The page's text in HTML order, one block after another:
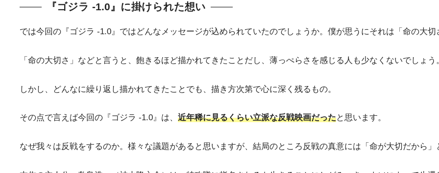
『ゴジラ -1.0』に掛けられた想い
では今回の『ゴジラ -1.0』ではどんなメッセージが込められていたのでしょうか。僕が思うにそれは「命の大切
「命の大切さ」などと言うと、飽きるほど描かれてきたことだし、薄っぺらさを感じる人も少なくないでしょう
しかし、どんなに繰り返し描かれてきたことでも、描き方次第で心に深く残るもの。
その点で言えば今回の『ゴジラ -1.0』は、 近年稀に見るくらい立派な反戦映画だったと思います。
なぜ我々は反戦をするのか。様々な議題があると思いますが、結局のところ反戦の真意には「命が大切だから」